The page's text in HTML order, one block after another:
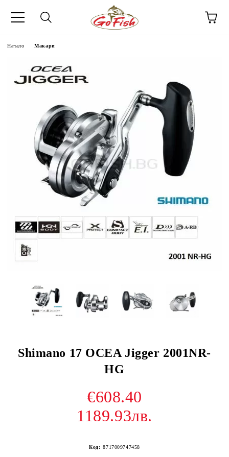
Начало Макари
Shimano 17 OCEA Jigger 2001NR-
HG
€608.40
1189.93лв.
Код: 8717009747458